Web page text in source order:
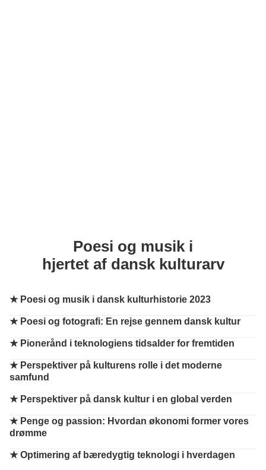
Poesi og musik i
hjertet af dansk kulturarv
★ Poesi og musik i dansk kulturhistorie 2023
★ Poesi og fotografi: En rejse gennem dansk kultur
★ Pionerånd i teknologiens tidsalder for fremtiden
★ Perspektiver på kulturens rolle i det moderne
samfund
★ Perspektiver på dansk kultur i en global verden
★ Penge og passion: Hvordan økonomi former vores
drømme
★Optimering af bæredygtig teknologi i hverdagen